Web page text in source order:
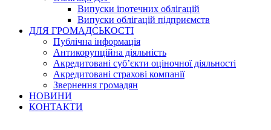
Випуски іпотечних облігацій
Випуски облігацій підприємств
ДЛЯ ГРОМАДСЬКОСТІ
Публічна інформація
Антикорупційна діяльність
Акредитовані суб’єкти оціночної діяльності
Акредитовані страхові компанії
Звернення громадян
НОВИНИ
КОНТАКТИ